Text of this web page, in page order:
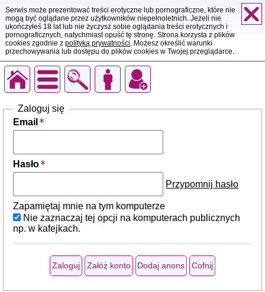
Serwis może prezentować treści erotyczne lub pornograficzne, które nie
mogą być oglądane przez użytkowników niepełnoletnich. Jeżeli nie
ukończyłeś 18 lat lub nie życzysz sobie oglądania treści erotycznych i
pornograficznych, natychmiast opuść tę stronę. Strona korzysta z plików
cookies zgodnie z polityką prywatności, Możesz określić warunki
przechowywania lub dostępu do plików cookies w Twojej przeglądarce.
Zaloguj się
Email
Hasło
Przypomnij hasło
Zapamiętaj mnie na tym komputerze
Nie zaznaczaj tej opcji na komputerach publicznych
np. w kafejkach.